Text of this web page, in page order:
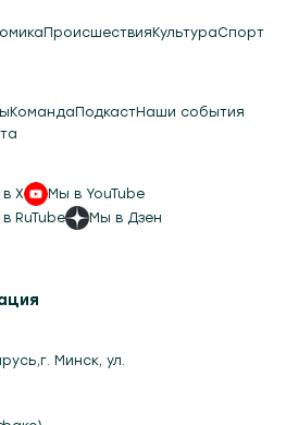
Минск, ул.
Происшествия Культура
Спорт
Команда Подкаст
Мы в YouTube
Мы в Дзен